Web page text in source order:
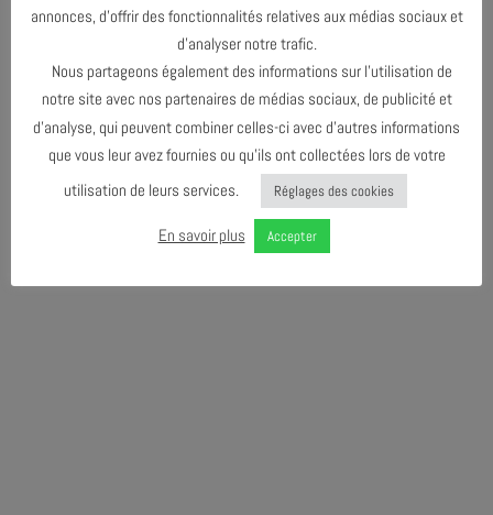
annonces, d’offrir des fonctionnalités relatives aux médias sociaux et
d’analyser notre trafic.
Nous partageons également des informations sur l’utilisation de
notre site avec nos partenaires de médias sociaux, de publicité et
d’analyse, qui peuvent combiner celles-ci avec d’autres informations
que vous leur avez fournies ou qu’ils ont collectées lors de votre
utilisation de leurs services.
Réglages des cookies
En savoir plus Accepter